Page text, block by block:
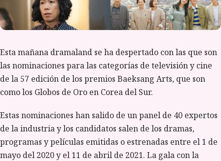
Esta mañana dramaland se ha despertado con las que son
las nominaciones para las categorías de televisión y cine
de la 57 edición de los premios Baeksang Arts, que son
como los Globos de Oro en Corea del Sur.
Estas nominaciones han salido de un panel de 40 expertos
de la industria y los candidatos salen de los dramas,
programas y películas emitidas o estrenadas entre el 1 de
mayo del 2020 y el 11 de abril de 2021. La gala con la